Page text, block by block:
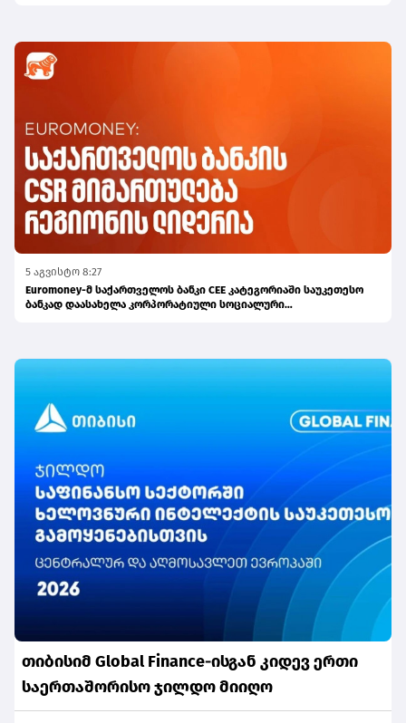
5 აგვისტო 8:27
Euromoney-მ საქართველოს ბანკი CEE კატეგორიაში საუკეთესო
ბანკად დაასახელა კორპორატიული სოციალური
თიბისიმ Global Finance-ისგან კიდევ ერთი
საერთაშორისო ჯილდო მიიღო